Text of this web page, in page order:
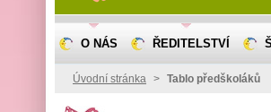
Úvodní stránka > Tablo předškoláků
O NÁS ŘEDITELSTVÍ